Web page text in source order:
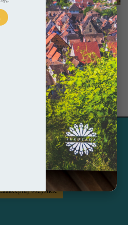
w Czarnogórze
swą potęgą, a lazurowa woda u
wszechobecne piękno w
Rights Reserved by sekulada.com
PinterestInstagram
aby świadczyć usługi na
opcję "Zaakceptuj wszystkie"
ciasteczek. Możesz również
aby zgodzić się tylko na
Czytaj więcej...
wszystkie